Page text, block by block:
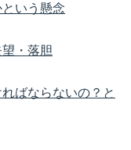
いう懸念
・落胆
ばならないの？と